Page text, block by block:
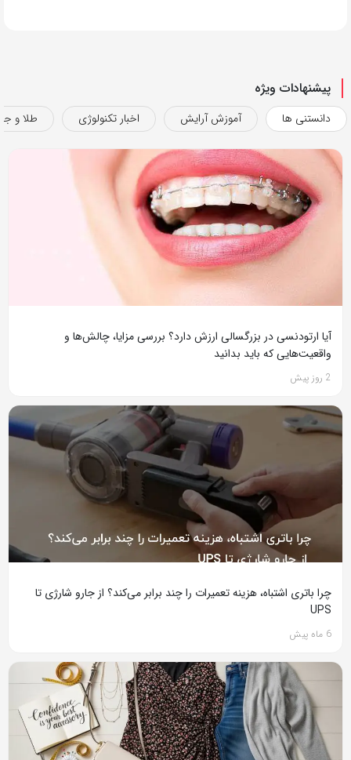
پیشنهادات ویژه
دانستنی ها آموزش آرایش اخبار تکنولوژی طلا و
آیا ارتودنسی در بزرگسالی ارزش دارد؟ بررسی مزایا، چالش‌ها و
واقعیت‌هایی که باید بدانید
2 روز پیش
چرا باتری اشتباه، هزینه تعمیرات را چند برابر می‌کند؟ از جارو شارژی تا
UPS
6 ماه پیش